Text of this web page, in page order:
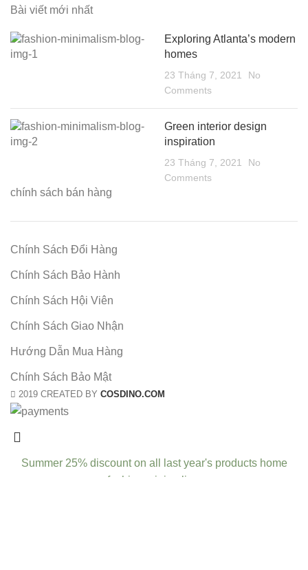
Bài viết mới nhất
Exploring Atlanta’s modern
homes
23 Tháng 7, 2021
No
Comments
Green interior design
inspiration
23 Tháng 7, 2021
No
Comments
chính sách bán hàng
Chính Sách Đổi Hàng
Chính Sách Bảo Hành
Chính Sách Hội Viên
Chính Sách Giao Nhận
Hướng Dẫn Mua Hàng
Chính Sách Bảo Mật
2019 CREATED BY COSDINO.COM
Summer 25% discount on all last year's products home
fashion minimalism